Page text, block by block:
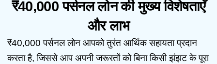
₹40,000 पर्सनल लोन की मुख्य विशेषताएँ
और लाभ
₹40,000 पर्सनल लोन आपको तुरंत आर्थिक सहायता प्रदान
करता है, जिससे आप अपनी जरूरतों को बिना किसी झंझट के पूरा